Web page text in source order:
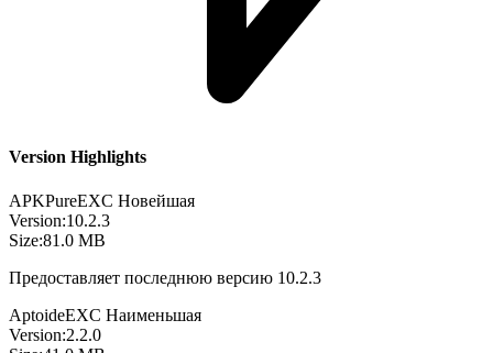
Version Highlights
APKPureEXC Новейшая
Version:10.2.3
Size:81.0 MB
Предоставляет последнюю версию 10.2.3
AptoideEXC Наименьшая
Version:2.2.0